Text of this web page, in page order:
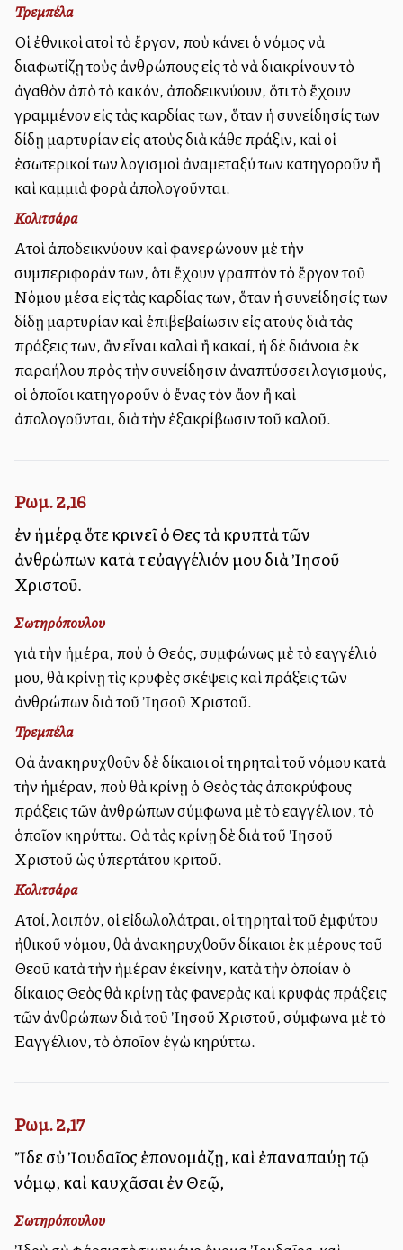
Τρεμπέλα
Οἱ ἐθνικοὶ αὐτοὶ τὸ ἔργον, ποὺ κάνει ὁ νόμος νὰ
διαφωτίζῃ τοὺς ἀνθρώπους εἰς τὸ νὰ διακρίνουν τὸ
ἀγαθὸν ἀπὸ τὸ κακόν, ἀποδεικνύουν, ὅτι τὸ ἔχουν
γραμμένον εἰς τὰς καρδίας των, ὅταν ἡ συνείδησίς των
δίδῃ μαρτυρίαν εἰς αὐτοὺς διὰ κάθε πράξιν, καὶ οἱ
ἐσωτερικοί των λογισμοὶ ἀναμεταξύ των κατηγοροῦν ἢ
καὶ καμμιὰ φορὰ ἀπολογοῦνται.
Κολιτσάρα
Αὐτοὶ ἀποδεικνύουν καὶ φανερώνουν μὲ τὴν
συμπεριφοράν των, ὅτι ἔχουν γραπτὸν τὸ ἔργον τοῦ
Νόμου μέσα εἰς τὰς καρδίας των, ὅταν ἡ συνείδησίς των
δίδῃ μαρτυρίαν καὶ ἐπιβεβαίωσιν εἰς αὐτοὺς διὰ τὰς
πράξεις των, ἂν εἶναι καλαὶ ἢ κακαί, ἡ δὲ διάνοια ἐκ
παραλλήλου πρὸς τὴν συνείδησιν ἀναπτύσσει λογισμούς,
οἱ ὁποῖοι κατηγοροῦν ὁ ἔνας τὸν ἄλλον ἢ καὶ
ἀπολογοῦνται, διὰ τὴν ἐξακρίβωσιν τοῦ καλοῦ.
Ρωμ. 2,16
ἐν ἡμέρᾳ ὅτε κρινεῖ ὁ Θεὸς τὰ κρυπτὰ τῶν
ἀνθρώπων κατὰ τὸ εὐαγγέλιόν μου διὰ Ἰησοῦ
Χριστοῦ.
Σωτηρόπουλου
γιὰ τὴν ἡμέρα, ποὺ ὁ Θεός, συμφώνως μὲ τὸ εὐαγγέλιό
μου, θὰ κρίνῃ τὶς κρυφὲς σκέψεις καὶ πράξεις τῶν
ἀνθρώπων διὰ τοῦ Ἰησοῦ Χριστοῦ.
Τρεμπέλα
Θὰ ἀνακηρυχθοῦν δὲ δίκαιοι οἱ τηρηταὶ τοῦ νόμου κατὰ
τὴν ἡμέραν, ποὺ θὰ κρίνῃ ὁ Θεὸς τὰς ἀποκρύφους
πράξεις τῶν ἀνθρώπων σύμφωνα μὲ τὸ εὐαγγέλιον, τὸ
ὁποῖον κηρύττω. Θὰ τὰς κρίνῃ δὲ διὰ τοῦ Ἰησοῦ
Χριστοῦ ὡς ὑπερτάτου κριτοῦ.
Κολιτσάρα
Αὐτοί, λοιπόν, οἱ εἰδωλολάτραι, οἱ τηρηταὶ τοῦ ἐμφύτου
ἠθικοῦ νόμου, θὰ ἀνακηρυχθοῦν δίκαιοι ἐκ μέρους τοῦ
Θεοῦ κατὰ τὴν ἡμέραν ἐκείνην, κατὰ τὴν ὁποίαν ὁ
δίκαιος Θεὸς θὰ κρίνῃ τὰς φανερὰς καὶ κρυφὰς πράξεις
τῶν ἀνθρώπων διὰ τοῦ Ἰησοῦ Χριστοῦ, σύμφωνα μὲ τὸ
Εὐαγγέλιον, τὸ ὁποῖον ἐγὼ κηρύττω.
Ρωμ. 2,17
Ἴδε σὺ Ἰουδαῖος ἐπονομάζῃ, καὶ ἐπαναπαύῃ τῷ
νόμῳ, καὶ καυχᾶσαι ἐν Θεῷ,
Σωτηρόπουλου